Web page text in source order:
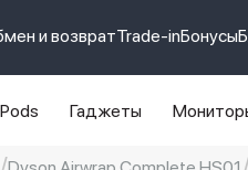
и возвратTrade-inБонусы
Гаджеты